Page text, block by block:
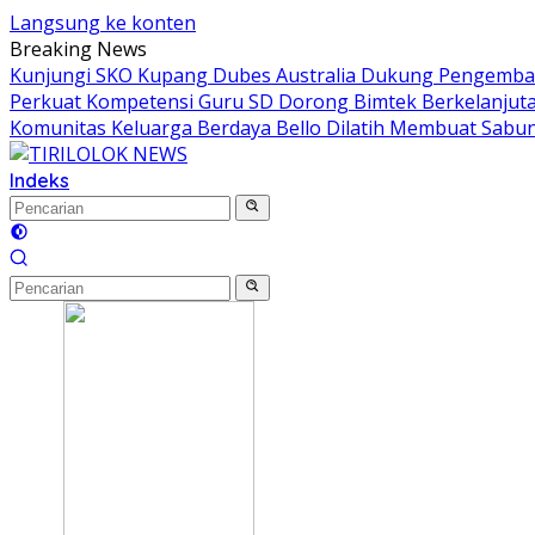
Langsung ke konten
Breaking News
Kunjungi SKO Kupang Dubes Australia Dukung
Perkuat Kompetensi Guru SD Dorong Bimtek
Komunitas Keluarga Berdaya Bello Dilatih Membuat
Indeks